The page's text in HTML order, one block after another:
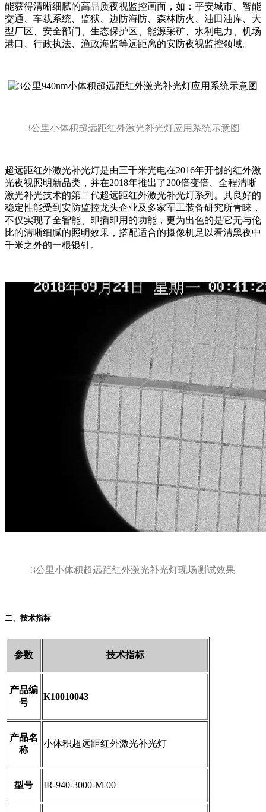
能获得清晰细腻的高品质夜视监控画面，如：平安城市、智能
交通、车载系统、监狱、边防海防、森林防火、油田油库、大
型厂区、安全部门、生态保护区、能源采矿、水利电力、机场
港口、行政执法、渔政海监等远距离的安防夜视监控领域。
3公里小体积超远距红外激光补光灯应用系统示意图
超远距红外激光补光灯是由三千米光电在2016年开创的红外激
光夜视照明新品类，并在2018年推出了200倍变倍、全程清晰
激光补光技术的第二代超远距红外激光补光灯系列。其良好的
稳定性能受到安防监控龙头企业及多家军工装备研究所青睐，
不仅实现了全智能、即插即用的功能，更为出色的是它无与伦
比的清晰细腻的照明效果，搭配适合的摄像机足以看清黑夜中
千米之外的一根银针。
3公里小体积超远距红外激光补光灯现场测试效果
二、技术指标
参数 技术指标
产品编
号
K10010043
产品名
称
小体积超远距红外激光补光灯
型号 IR-940-3000-M-00